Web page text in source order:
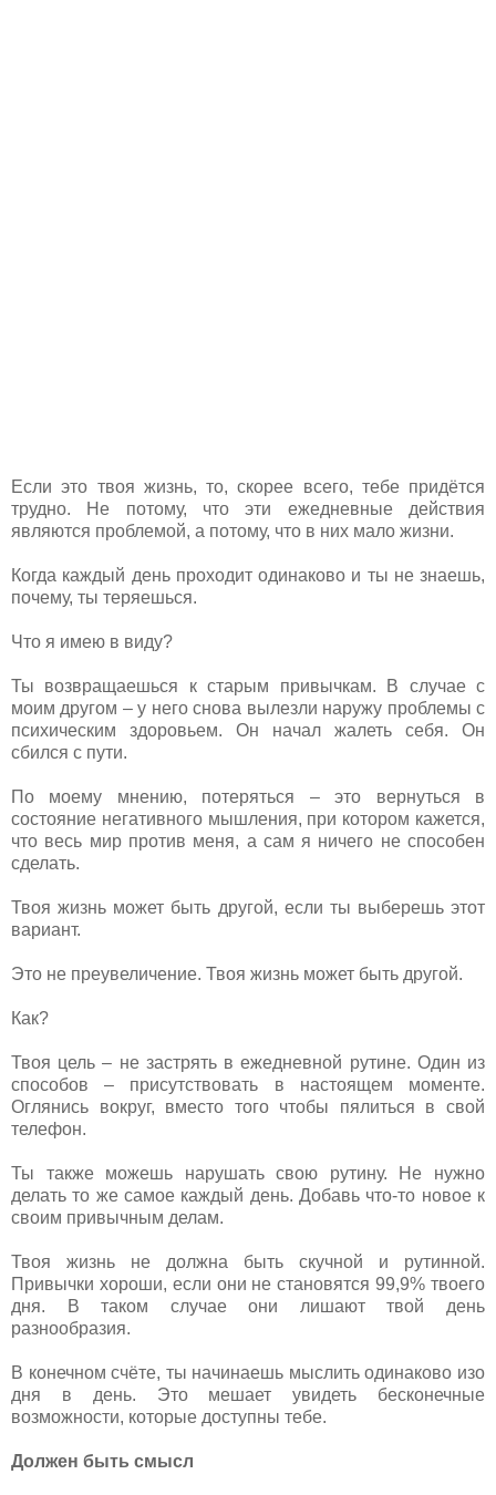
Если это твоя жизнь, то, скорее всего, тебе придётся
трудно. Не потому, что эти ежедневные действия
являются проблемой, а потому, что в них мало жизни.
Когда каждый день проходит одинаково и ты не знаешь,
почему, ты теряешься.
Что я имею в виду?
Ты возвращаешься к старым привычкам. В случае с
моим другом – у него снова вылезли наружу проблемы с
психическим здоровьем. Он начал жалеть себя. Он
сбился с пути.
По моему мнению, потеряться – это вернуться в
состояние негативного мышления, при котором кажется,
что весь мир против меня, а сам я ничего не способен
сделать.
Твоя жизнь может быть другой, если ты выберешь этот
вариант.
Это не преувеличение. Твоя жизнь может быть другой.
Как?
Твоя цель – не застрять в ежедневной рутине. Один из
способов – присутствовать в настоящем моменте.
Оглянись вокруг, вместо того чтобы пялиться в свой
телефон.
Ты также можешь нарушать свою рутину. Не нужно
делать то же самое каждый день. Добавь что-то новое к
своим привычным делам.
Твоя жизнь не должна быть скучной и рутинной.
Привычки хороши, если они не становятся 99,9% твоего
дня. В таком случае они лишают твой день
разнообразия.
В конечном счёте, ты начинаешь мыслить одинаково изо
дня в день. Это мешает увидеть бесконечные
возможности, которые доступны тебе.
Должен быть смысл